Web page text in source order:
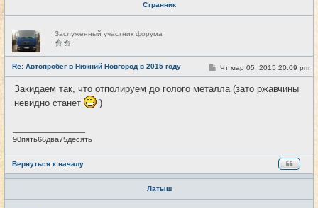
Странник
е
в
с
е
Заслуженный участник форума
Re: Автопробег в Нижний Новгород в 2015 году #96
С
о
б
Чт мар 05, 2015 20:09 pm
Закидаем так, что отполируем до голого металла (зато ржавчины
невидно станет
)
90пять66два75десять
Вернуться к началу
Латыш